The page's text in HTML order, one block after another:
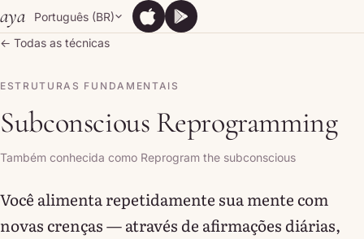
Skip to content
aya Português (BR) App Store
App StoreGoogle Play
Google Play
← Todas as técnicas
ESTRUTURAS FUNDAMENTAIS
Subconscious Reprogramming
Também conhecida como Reprogram the subconscious
Você alimenta repetidamente sua mente com
novas crenças — através de afirmações diárias,